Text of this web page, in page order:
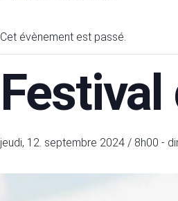
Cet évènement est passé.
jeudi, 12. septembre 2024 / 8h00 -